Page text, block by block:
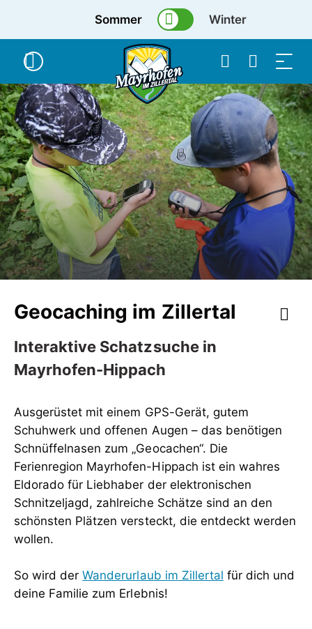
Sommer Winter
Geocaching im Zillertal
Interaktive Schatzsuche in
Mayrhofen-Hippach
Ausgerüstet mit einem GPS-Gerät, gutem
Schuhwerk und offenen Augen – das benötigen
Schnüffelnasen zum „Geocachen“. Die
Ferienregion Mayrhofen-Hippach ist ein wahres
Eldorado für Liebhaber der elektronischen
Schnitzeljagd, zahlreiche Schätze sind an den
schönsten Plätzen versteckt, die entdeckt werden
wollen.
So wird derWanderurlaub im Zillertal für dich und
deine Familie zum Erlebnis!